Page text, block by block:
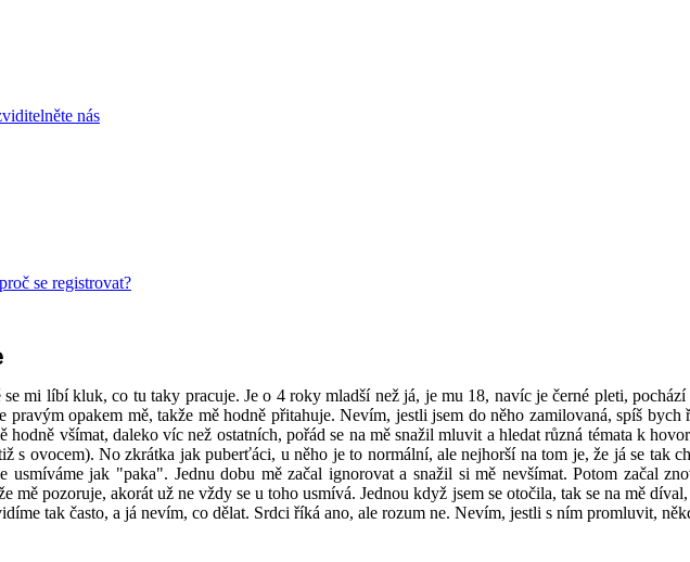
nás
proč se registrovat?
se mi líbí kluk, co tu taky pracuje. Je o 4 roky mladší než já, je mu 18, navíc je černé pleti,
opakem mě, takže mě hodně přitahuje. Nevím, jestli jsem do něho zamilovaná, spíš
hodně všímat, daleko víc než ostatních, pořád se na mě snažil mluvit a hledat různá témata k
s ovocem). No zkrátka jak puberťáci, u něho je to normální, ale nejhorší na tom je, že já se tak
usmíváme jak "paka". Jednu dobu mě začal ignorovat a snažil si mě nevšímat. Potom začal
mě pozoruje, akorát už ne vždy se u toho usmívá. Jednou když jsem se otočila, tak se na mě
tak často, a já nevím, co dělat. Srdci říká ano, ale rozum ne. Nevím, jestli s ním promluvit,